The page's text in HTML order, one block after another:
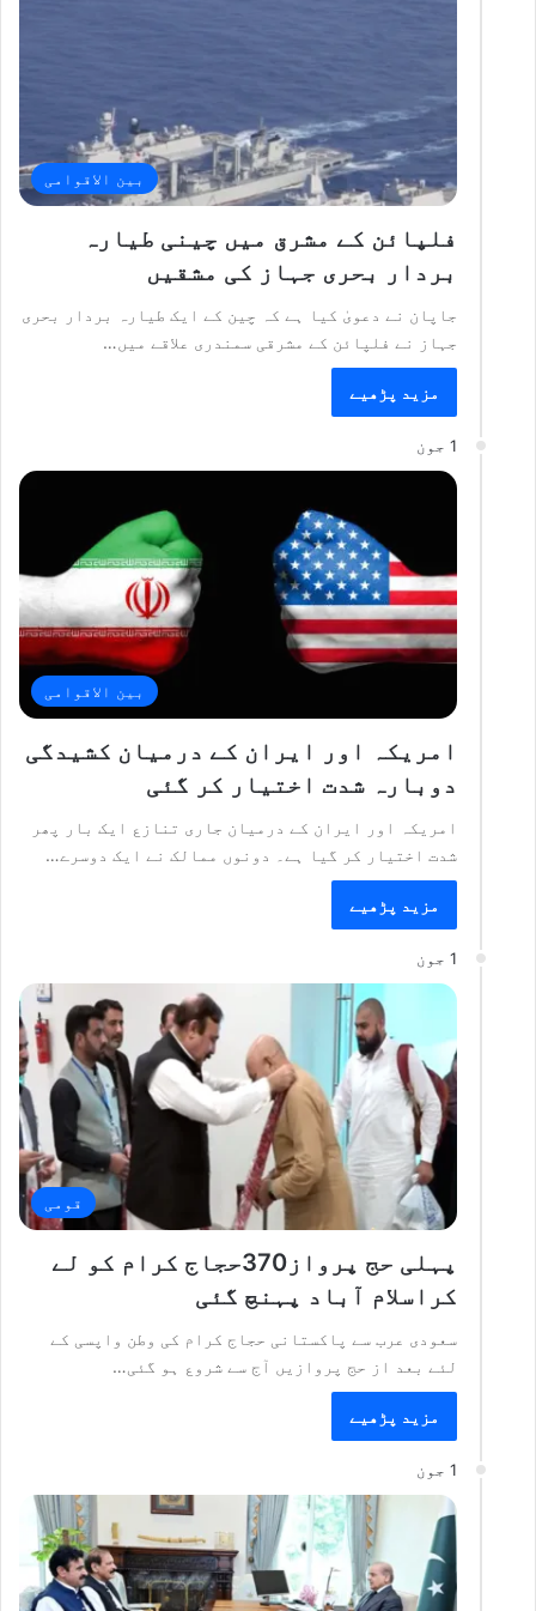
بین الاقوامی
فلپائن کے مشرق میں چینی طیارہ
بردار بحری جہاز کی مشقیں
جاپان نے دعویٰ کیا ہے کہ چین کے ایک طیارہ بردار بحری
جہاز نے فلپائن کے مشرقی سمندری علاقے میں…
مزید پڑھیے
1 جون
بین الاقوامی
امریکہ اور ایران کے درمیان کشیدگی
دوبارہ شدت اختیار کر گئی
امریکہ اور ایران کے درمیان جاری تنازع ایک بار پھر
شدت اختیار کر گیا ہے۔ دونوں ممالک نے ایک دوسرے…
مزید پڑھیے
1 جون
قومی
پہلی حج پرواز370حجاج کرام کو لے
کراسلام آباد پہنچ گئی
سعودی عرب سے پاکستانی حجاج کرام کی وطن واپسی کے
لئے بعد از حج پروازیں آج سے شروع ہو گئی…
مزید پڑھیے
1 جون